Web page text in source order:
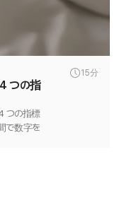
15分
つの指
つの指標
で数字を